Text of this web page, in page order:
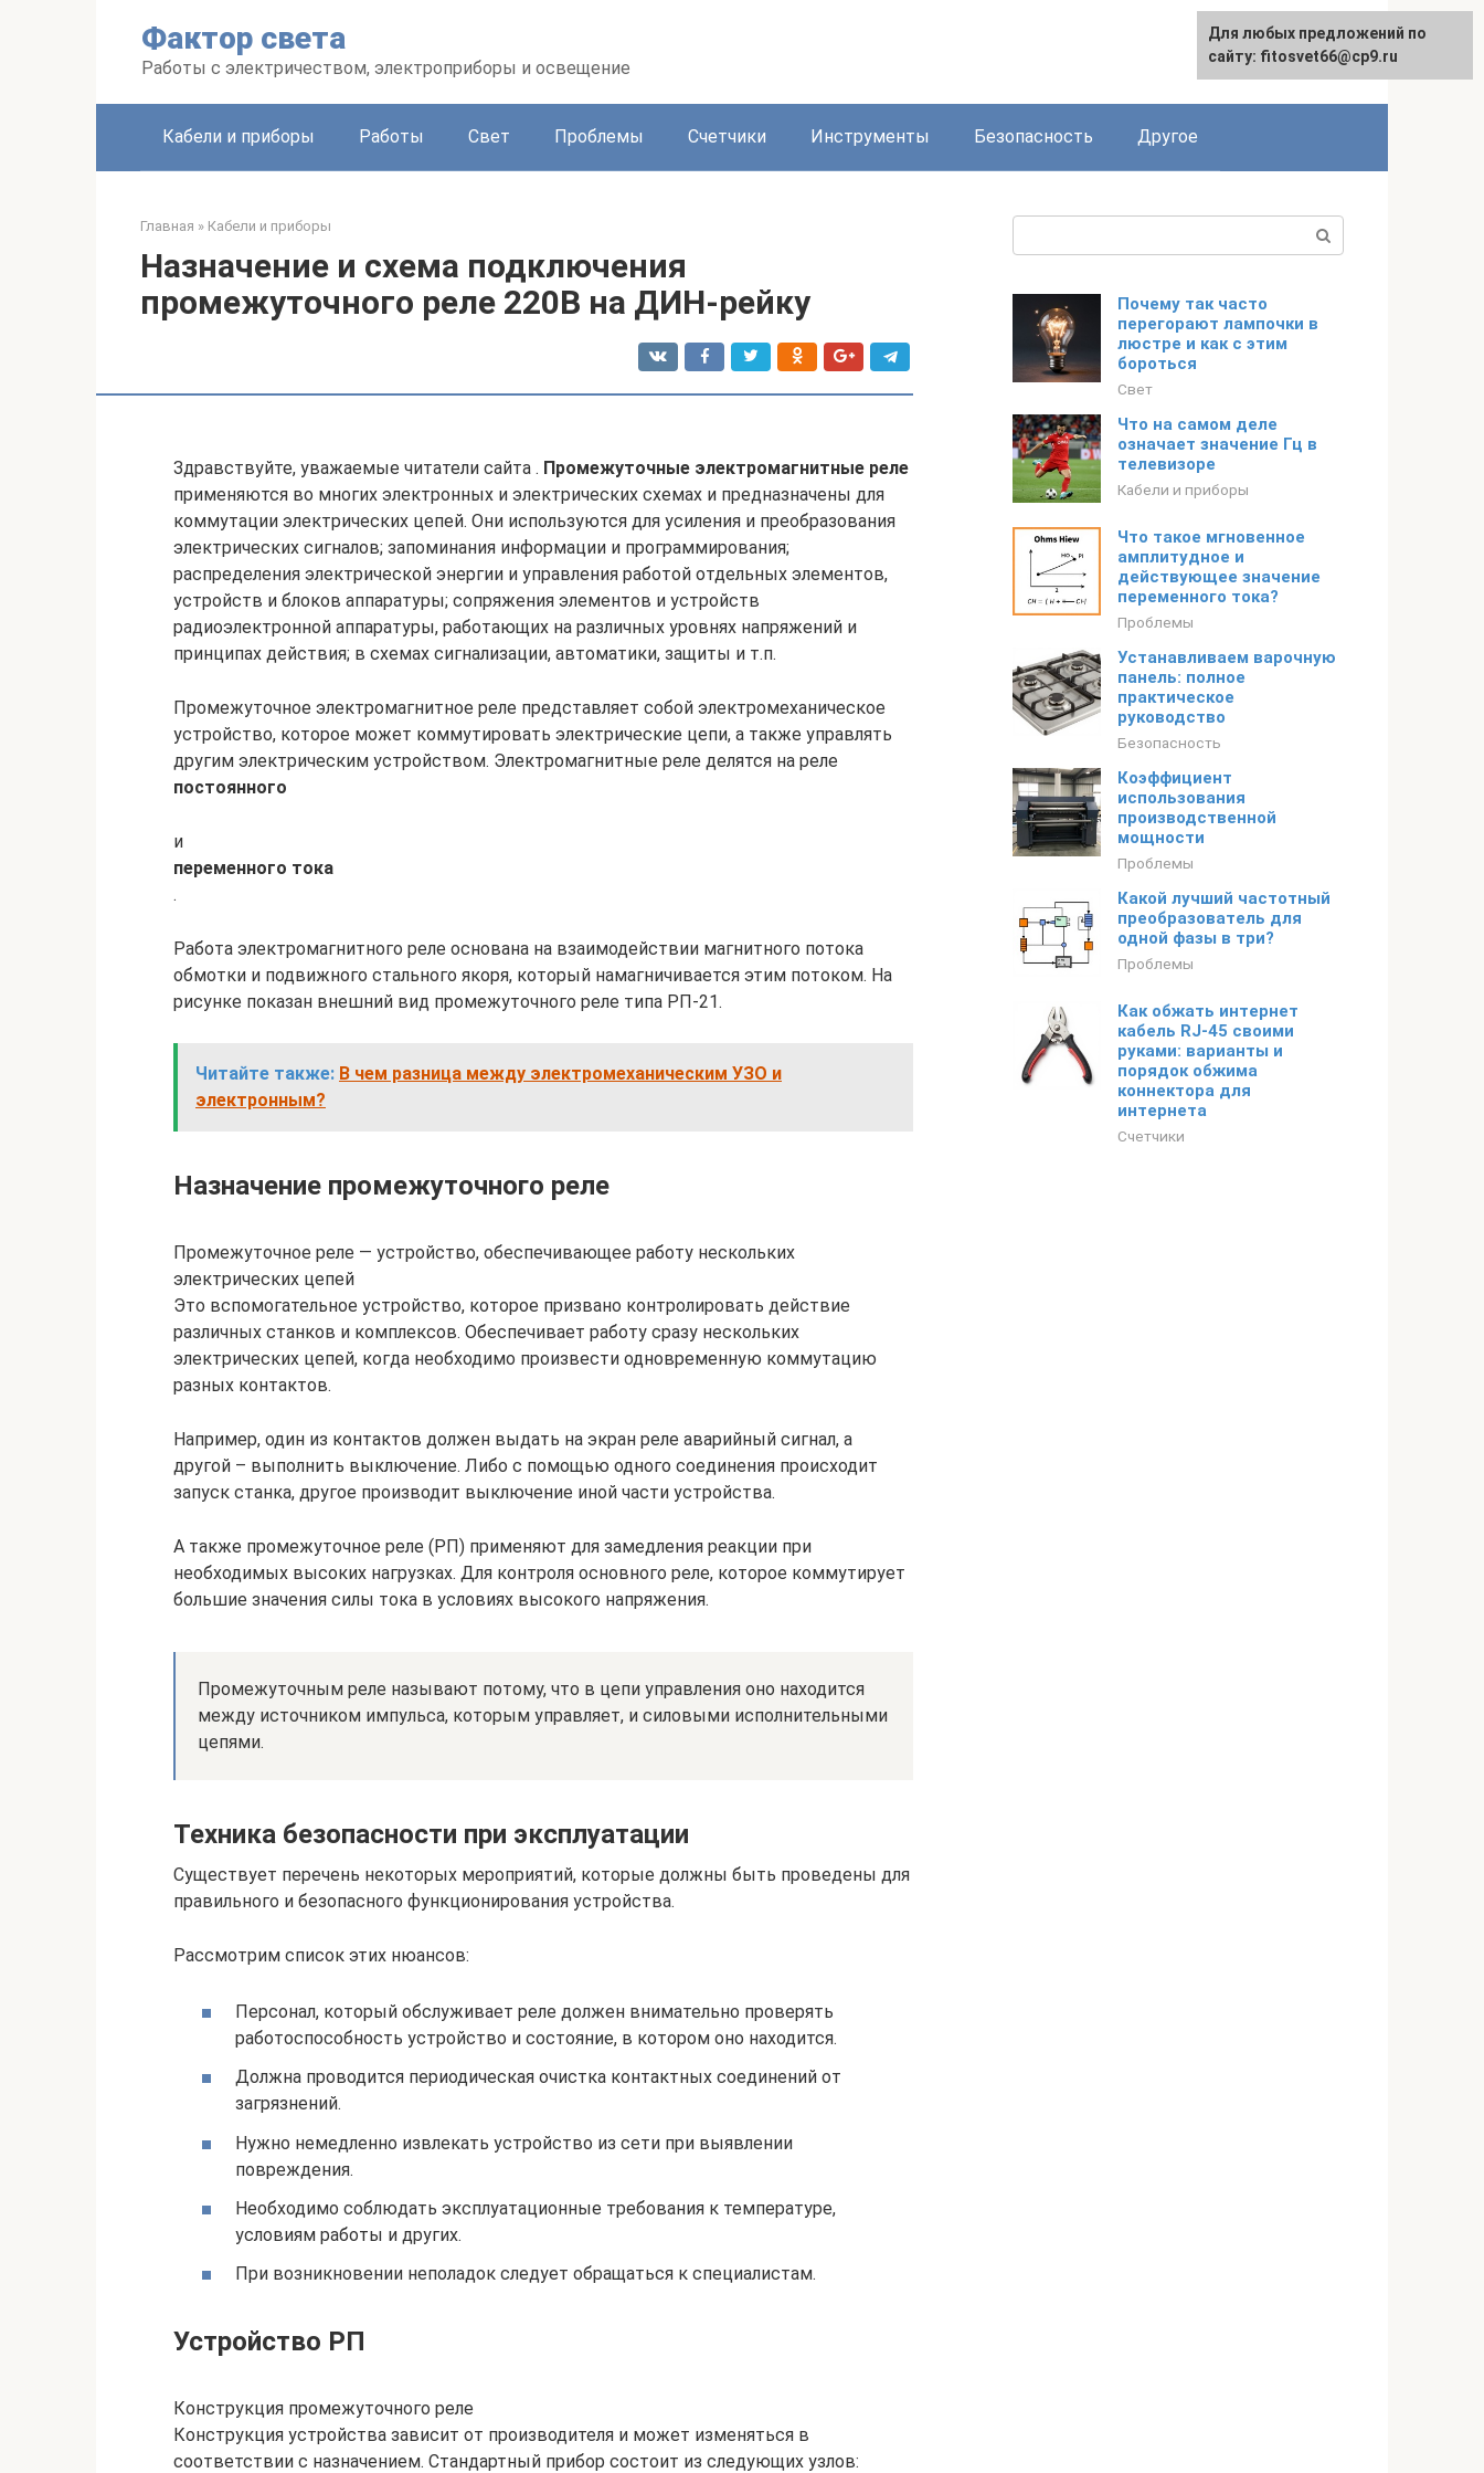
Фактор света
Работы с электричеством, электроприборы и освещение
English
Кабели и приборы Работы Свет Проблемы Счетчики Инструменты Безопасность Другое
Главная » Кабели и приборы
Назначение и схема подключения
промежуточного реле 220В на ДИН-рейку
Здравствуйте, уважаемые читатели сайта . Промежуточные электромагнитные реле
применяются во многих электронных и электрических схемах и предназначены для
коммутации электрических цепей. Они используются для усиления и преобразования
электрических сигналов; запоминания информации и программирования;
распределения электрической энергии и управления работой отдельных элементов,
устройств и блоков аппаратуры; сопряжения элементов и устройств
радиоэлектронной аппаратуры, работающих на различных уровнях напряжений и
принципах действия; в схемах сигнализации, автоматики, защиты и т.п.
Промежуточное электромагнитное реле представляет собой электромеханическое
устройство, которое может коммутировать электрические цепи, а также управлять
другим электрическим устройством. Электромагнитные реле делятся на реле
постоянного
и
переменного тока
.
Работа электромагнитного реле основана на взаимодействии магнитного потока
обмотки и подвижного стального якоря, который намагничивается этим потоком. На
рисунке показан внешний вид промежуточного реле типа РП-21.
Читайте также: В чем разница между электромеханическим УЗО и
электронным?
Назначение промежуточного реле
Промежуточное реле — устройство, обеспечивающее работу нескольких
электрических цепей
Это вспомогательное устройство, которое призвано контролировать действие
различных станков и комплексов. Обеспечивает работу сразу нескольких
электрических цепей, когда необходимо произвести одновременную коммутацию
разных контактов.
Например, один из контактов должен выдать на экран реле аварийный сигнал, а
другой – выполнить выключение. Либо с помощью одного соединения происходит
запуск станка, другое производит выключение иной части устройства.
А также промежуточное реле (РП) применяют для замедления реакции при
необходимых высоких нагрузках. Для контроля основного реле, которое коммутирует
большие значения силы тока в условиях высокого напряжения.
Промежуточным реле называют потому, что в цепи управления оно находится
между источником импульса, которым управляет, и силовыми исполнительными
цепями.
Техника безопасности при эксплуатации
Существует перечень некоторых мероприятий, которые должны быть проведены для
правильного и безопасного функционирования устройства.
Рассмотрим список этих нюансов:
Персонал, который обслуживает реле должен внимательно проверять
работоспособность устройство и состояние, в котором оно находится.
Должна проводится периодическая очистка контактных соединений от
загрязнений.
Нужно немедленно извлекать устройство из сети при выявлении
повреждения.
Необходимо соблюдать эксплуатационные требования к температуре,
условиям работы и других.
При возникновении неполадок следует обращаться к специалистам.
Устройство РП
Конструкция промежуточного реле
Конструкция устройства зависит от производителя и может изменяться в
соответствии с назначением. Стандартный прибор состоит из следующих узлов:
Почему так часто
перегорают лампочки в
люстре и как с этим
бороться
Свет
Что на самом деле
означает значение Гц в
телевизоре
Кабели и приборы
Что такое мгновенное
амплитудное и
действующее значение
переменного тока?
Проблемы
Устанавливаем варочную
панель: полное
практическое
руководство
Безопасность
Коэффициент
использования
производственной
мощности
Проблемы
Какой лучший частотный
преобразователь для
одной фазы в три?
Проблемы
Как обжать интернет
кабель RJ-45 своими
руками: варианты и
порядок обжима
коннектора для
интернета
Счетчики
Для любых предложений по
сайту: fitosvet66@cp9.ru